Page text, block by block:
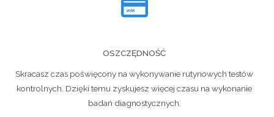
OSZCZĘDNOŚĆ
Skracasz czas poświęcony na wykonywanie rutynowych testów
kontrolnych. Dzięki temu zyskujesz więcej czasu na wykonanie
badań diagnostycznych.